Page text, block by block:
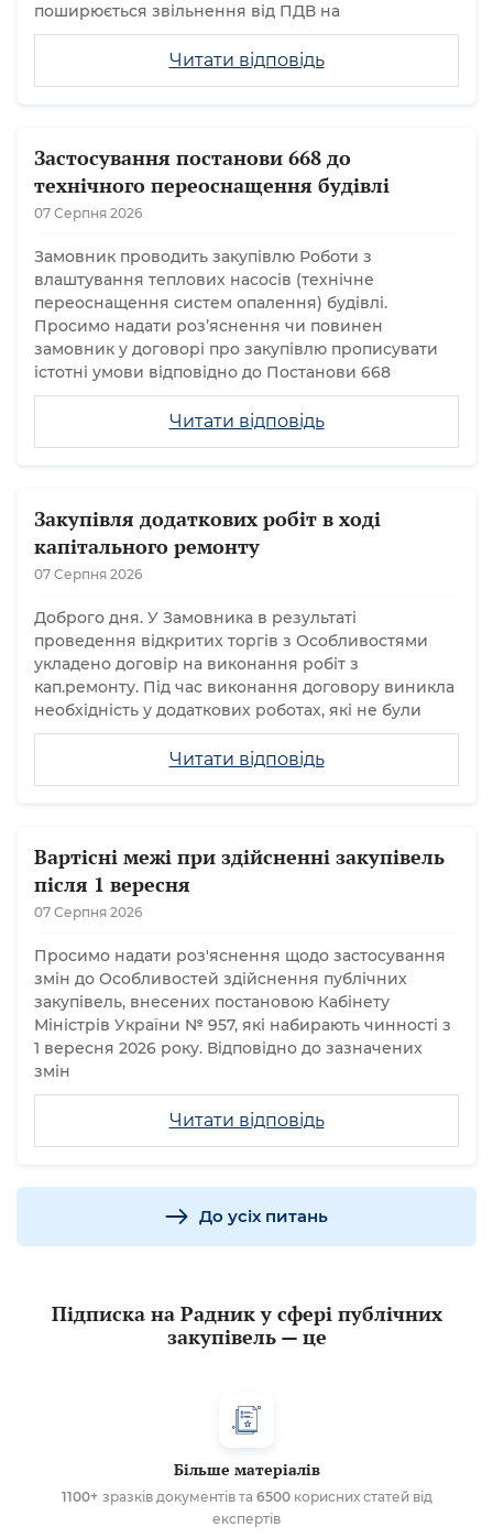
Читати відповідь
поширюється звільнення від ПДВ на
Застосування постанови 668 до
технічного переоснащення будівлі
07 Серпня 2026
Читати відповідь
Замовник проводить закупівлю Роботи з
влаштування теплових насосів (технічне
переоснащення систем опалення) будівлі.
Просимо надати розʼяснення чи повинен
замовник у договорі про закупівлю прописувати
істотні умови відповідно до Постанови 668
Закупівля додаткових робіт в ході
капітального ремонту
07 Серпня 2026
Читати відповідь
Доброго дня. У Замовника в результаті
проведення відкритих торгів з Особливостями
укладено договір на виконання робіт з
кап.ремонту. Під час виконання договору виникла
необхідність у додаткових роботах, які не були
Вартісні межі при здійсненні закупівель
після 1 вересня
07 Серпня 2026
Читати відповідь
Просимо надати роз'яснення щодо застосування
змін до Особливостей здійснення публічних
закупівель, внесених постановою Кабінету
Міністрів України № 957, які набирають чинності з
1 вересня 2026 року. Відповідно до зазначених
змін
До усіх питань
Підписка на Радник у сфері публічних
закупівель — це
Більше матеріалів
1100+ зразків документів та 6500корисних статей від
експертів